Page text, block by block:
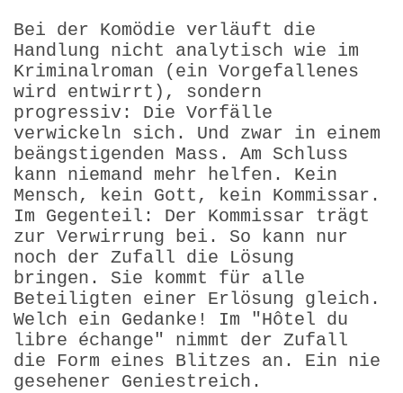
Bei der Komödie verläuft die
Handlung nicht analytisch wie im
Kriminalroman (ein Vorgefallenes
wird entwirrt), sondern
progressiv: Die Vorfälle
verwickeln sich. Und zwar in einem
beängstigenden Mass. Am Schluss
kann niemand mehr helfen. Kein
Mensch, kein Gott, kein Kommissar.
Im Gegenteil: Der Kommissar trägt
zur Verwirrung bei. So kann nur
noch der Zufall die Lösung
bringen. Sie kommt für alle
Beteiligten einer Erlösung gleich.
Welch ein Gedanke! Im "Hôtel du
libre échange" nimmt der Zufall
die Form eines Blitzes an. Ein nie
gesehener Geniestreich.